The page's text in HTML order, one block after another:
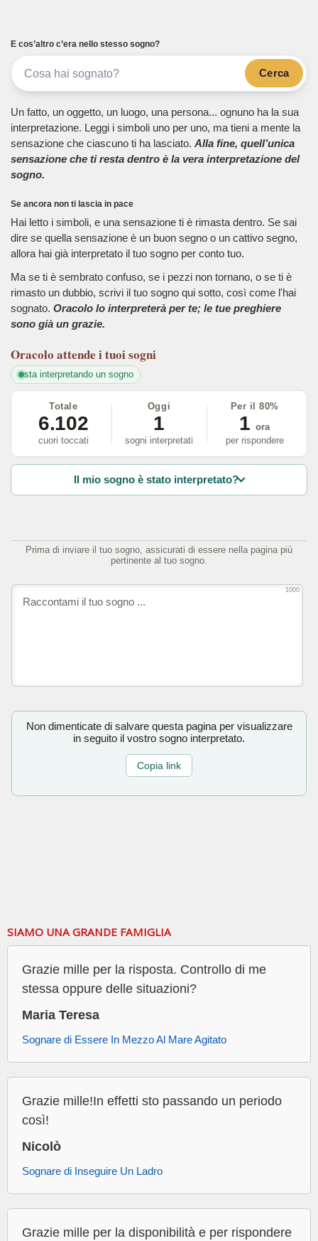
E cos’altro c’era nello stesso sogno?
Cerca
Un fatto, un oggetto, un luogo, una persona... ognuno ha la sua
interpretazione. Leggi i simboli uno per uno, ma tieni a mente la
sensazione che ciascuno ti ha lasciato. Alla fine, quell’unica
sensazione che ti resta dentro è la vera interpretazione del
sogno.
Se ancora non ti lascia in pace
Hai letto i simboli, e una sensazione ti è rimasta dentro. Se sai
dire se quella sensazione è un buon segno o un cattivo segno,
allora hai già interpretato il tuo sogno per conto tuo.
Ma se ti è sembrato confuso, se i pezzi non tornano, o se ti è
rimasto un dubbio, scrivi il tuo sogno qui sotto, così come l'hai
sognato. Oracolo lo interpreterà per te; le tue preghiere
sono già un grazie.
Oracolo attende i tuoi sogni
sta interpretando un sogno
Totale
6.102
cuori toccati
Oggi
1
sogni interpretati
Per il 80%
1 ora
per rispondere
Il mio sogno è stato interpretato?
Prima di inviare il tuo sogno, assicurati di essere nella pagina più
pertinente al tuo sogno.
1000
Non dimenticate di salvare questa pagina per visualizzare
in seguito il vostro sogno interpretato.
Copia link
SIAMO UNA GRANDE FAMIGLIA
Grazie mille per la risposta. Controllo di me
stessa oppure delle situazioni?
Maria Teresa
Sognare di Essere In Mezzo Al Mare Agitato
Grazie mille!In effetti sto passando un periodo
così!
Nicolò
Sognare di Inseguire Un Ladro
Grazie mille per la disponibilità e per rispondere